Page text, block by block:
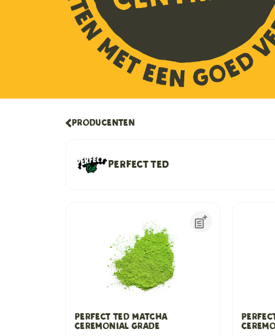
Producenten
Perfect Ted
Perfect Ted Matcha
Ceremonial Grade